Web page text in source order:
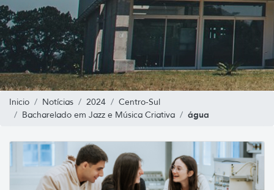
Inicio Notícias 2024
Centro-Sul
Bacharelado em Jazz e Música Criativa
água